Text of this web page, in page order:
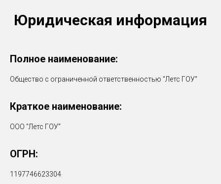
Юридическая информация
Полное наименование:
Общество с ограниченной ответственностью "Летс ГОУ"
Краткое наименование:
ООО "Летс ГОУ"
ОГРН:
1197746623304